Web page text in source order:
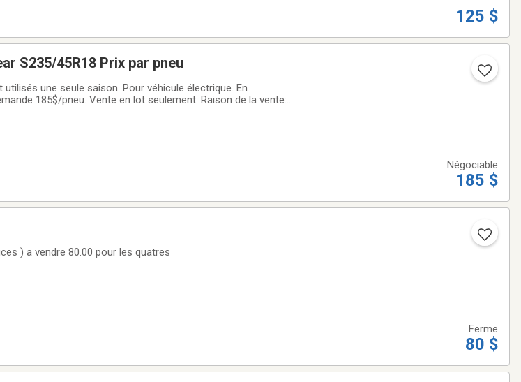
125 $
S235/45R18 Prix par pneu
une seule saison. Pour véhicule électrique. En
185$/pneu. Vente en lot seulement. Raison de la vente:
Négociable
185 $
patent 4 pouces ) a vendre 80.00 pour les quatres
Ferme
80 $